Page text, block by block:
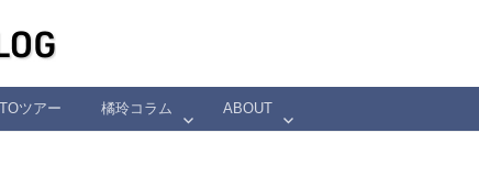
ツアー 橘玲コラム ABOUT